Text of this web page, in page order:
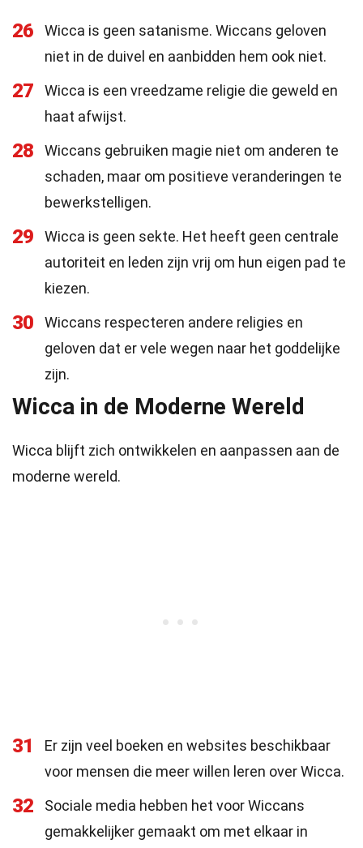
26
Wicca is geen satanisme. Wiccans geloven
niet in de duivel en aanbidden hem ook niet.
27
Wicca is een vreedzame religie die geweld en
haat afwijst.
28
Wiccans gebruiken magie niet om anderen te
schaden, maar om positieve veranderingen te
bewerkstelligen.
29
Wicca is geen sekte. Het heeft geen centrale
autoriteit en leden zijn vrij om hun eigen pad te
kiezen.
30
Wiccans respecteren andere religies en
geloven dat er vele wegen naar het goddelijke
zijn.
Wicca in de Moderne Wereld
Wicca blijft zich ontwikkelen en aanpassen aan de
moderne wereld.
31
Er zijn veel boeken en websites beschikbaar
voor mensen die meer willen leren over Wicca.
32
Sociale media hebben het voor Wiccans
gemakkelijker gemaakt om met elkaar in